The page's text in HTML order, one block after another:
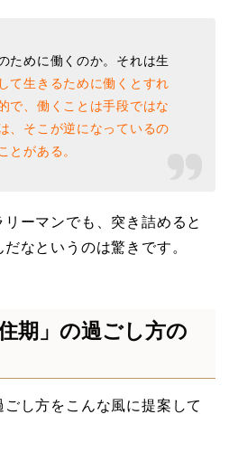
ために働くのか。それは生
て生きるために働くとすれ
で、働くことは手段ではな
、そこが逆になっているの
とがある。
ーマンでも、突き詰めると
なというのは驚きです。
期」の過ごし方の
し方をこんな風に提案して